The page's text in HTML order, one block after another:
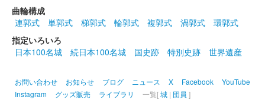
曲輪構成
連郭式
単郭式 梯郭式 輪郭式 複郭式 渦郭式
環郭式
指定いろいろ
日本100名城
続日本100名城 国史跡 特別史跡 世界遺産
お問い合わせ お知らせ ブログ ニュース X Facebook
YouTube
Instagram
グッズ販売 ライブラリ 一覧[城 | 団員 ]